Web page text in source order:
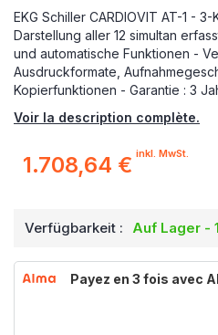
EKG Schiller CARDIOVIT AT-1 -
Darstellung aller 12 simultan
und automatische Funktionen -
Ausdruckformate,
Kopierfunktionen - Garantie : 3
Voir la description complète.
1.708,64 € inkl. MwSt.
Verfügbarkeit : Auf Lager -
Payez en 3 fois avec